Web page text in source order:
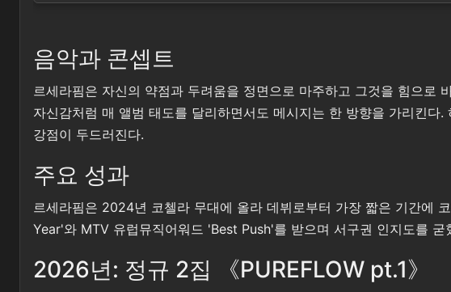
음악과 콘셉트
르세라핌은 자신의 약점과 두려움을 정면으로 마주하고 그것을 힘으로
자신감처럼 매 앨범 태도를 달리하면서도 메시지는 한 방향을 가리킨
강점이 두드러진다.
주요 성과
르세라핌은 2024년 코첼라 무대에 올라 데뷔로부터 가장 짧은 기간에
Year'와 MTV 유럽뮤직어워드 'Best Push'를 받으며 서구권 인지도를
2026년: 정규 2집 《PUREFLOW pt.1》